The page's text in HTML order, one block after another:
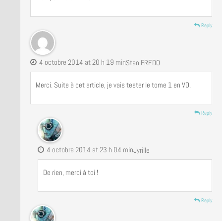
Reply
Stan FREDO
4 octobre 2014 at 20 h 19 min
Merci. Suite à cet article, je vais tester le tome 1 en VO.
Reply
Jyrille
4 octobre 2014 at 23 h 04 min
De rien, merci à toi !
Reply